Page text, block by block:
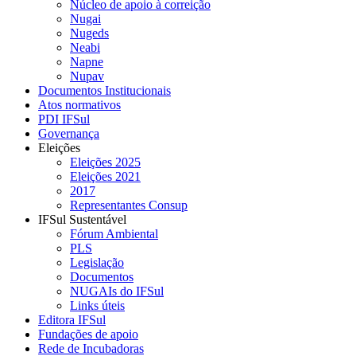
Núcleo de apoio à correição
Nugai
Nugeds
Neabi
Napne
Nupav
Documentos Institucionais
Atos normativos
PDI IFSul
Governança
Eleições
Eleições 2025
Eleições 2021
2017
Representantes Consup
IFSul Sustentável
Fórum Ambiental
PLS
Legislação
Documentos
NUGAIs do IFSul
Links úteis
Editora IFSul
Fundações de apoio
Rede de Incubadoras